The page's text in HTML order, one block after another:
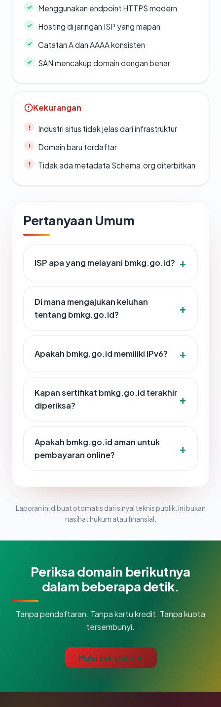
Menggunakan endpoint HTTPS modern
Hosting di jaringan ISP yang mapan
Catatan A dan AAAA konsisten
SAN mencakup domain dengan benar
Kekurangan
Industri situs tidak jelas dari infrastruktur
Domain baru terdaftar
Tidak ada metadata Schema.org diterbitkan
Pertanyaan Umum
ISP apa yang melayani bmkg.go.id?
Di mana mengajukan keluhan
tentang bmkg.go.id?
Apakah bmkg.go.id memiliki IPv6?
Kapan sertifikat bmkg.go.id terakhir
diperiksa?
Apakah bmkg.go.id aman untuk
pembayaran online?
Laporan ini dibuat otomatis dari sinyal teknis publik. Ini bukan
nasihat hukum atau finansial.
Periksa domain berikutnya
dalam beberapa detik.
Tanpa pendaftaran. Tanpa kartu kredit. Tanpa kuota
tersembunyi.
Mulai cek gratis →